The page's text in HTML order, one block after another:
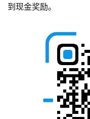
赚
到现金奖励。